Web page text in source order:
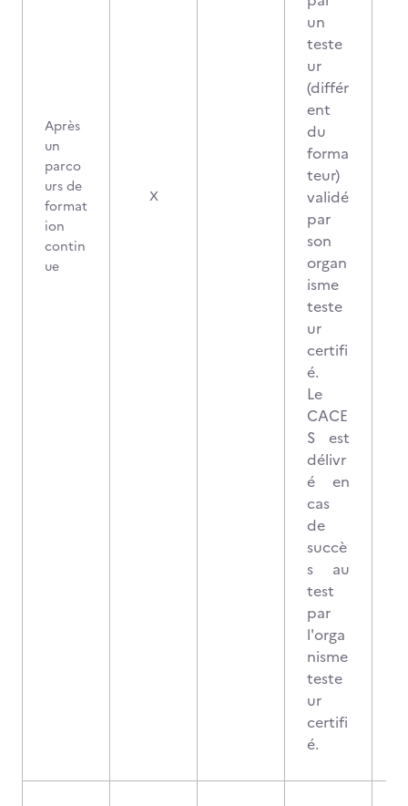
Après
un
parco
urs de
format
ion
contin
ue
X
un
teste
ur
(différ
ent
du
forma
teur)
validé
par
son
organ
isme
teste
ur
certifi
é.
Le
CACE
S est
délivr
é en
cas
de
succè
s au
test
par
l'orga
nisme
teste
ur
certifi
é.